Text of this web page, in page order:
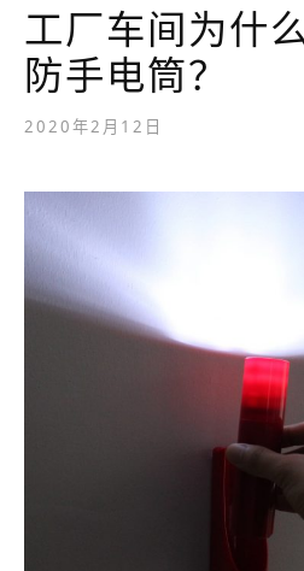
工厂车间为什
防手电筒？
2020年2月12日